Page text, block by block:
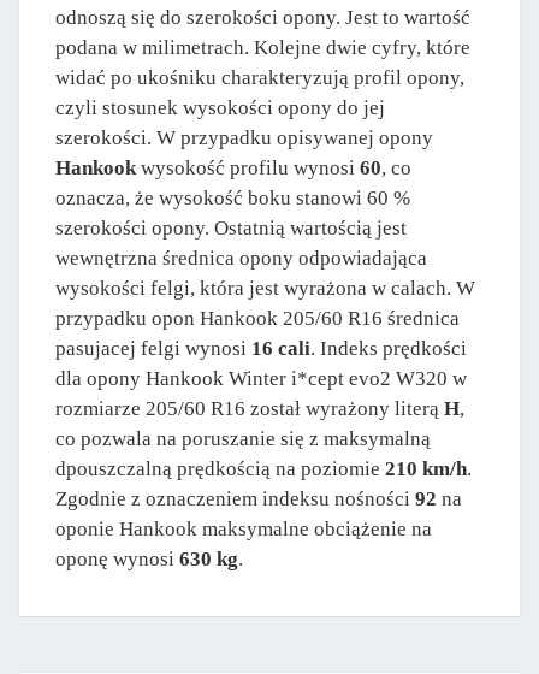
odnoszą się do szerokości opony. Jest to wartość
podana w milimetrach. Kolejne dwie cyfry, które
widać po ukośniku charakteryzują profil opony,
czyli stosunek wysokości opony do jej
szerokości. W przypadku opisywanej opony
Hankook wysokość profilu wynosi 60, co
oznacza, że wysokość boku stanowi 60 %
szerokości opony. Ostatnią wartością jest
wewnętrzna średnica opony odpowiadająca
wysokości felgi, która jest wyrażona w calach. W
przypadku opon Hankook 205/60 R16 średnica
pasujacej felgi wynosi 16 cali. Indeks prędkości
dla opony Hankook Winter i*cept evo2 W320 w
rozmiarze 205/60 R16 został wyrażony literą H,
co pozwala na poruszanie się z maksymalną
dpouszczalną prędkością na poziomie 210 km/h.
Zgodnie z oznaczeniem indeksu nośności 92 na
oponie Hankook maksymalne obciążenie na
oponę wynosi 630 kg.